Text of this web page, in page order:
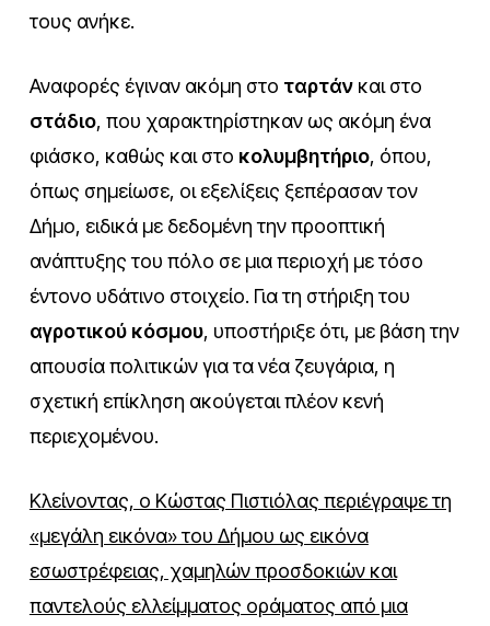
τους ανήκε.
Αναφορές έγιναν ακόμη στο ταρτάν και στο
στάδιο, που χαρακτηρίστηκαν ως ακόμη ένα
φιάσκο, καθώς και στο κολυμβητήριο, όπου,
όπως σημείωσε, οι εξελίξεις ξεπέρασαν τον
Δήμο, ειδικά με δεδομένη την προοπτική
ανάπτυξης του πόλο σε μια περιοχή με τόσο
έντονο υδάτινο στοιχείο. Για τη στήριξη του
αγροτικού κόσμου, υποστήριξε ότι, με βάση την
απουσία πολιτικών για τα νέα ζευγάρια, η
σχετική επίκληση ακούγεται πλέον κενή
περιεχομένου.
Κλείνοντας, ο Κώστας Πιστιόλας περιέγραψε τη
«μεγάλη εικόνα» του Δήμου ως εικόνα
εσωστρέφειας, χαμηλών προσδοκιών και
παντελούς ελλείμματος οράματος από μια